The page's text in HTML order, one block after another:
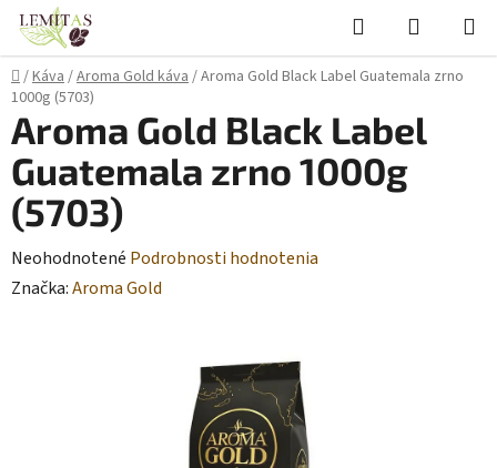
Prejsť
obsah
Hľadať
KOŠÍK
Domov
/Káva/Aroma Gold káva/Aroma Gold Black Label Guatemala zrno
1000g (5703)
Aroma Gold Black Label
Guatemala zrno 1000g
(5703)
Priemerné
hodnotenie
Neohodnotené Podrobnosti hodnotenia
Značka:Aroma Gold